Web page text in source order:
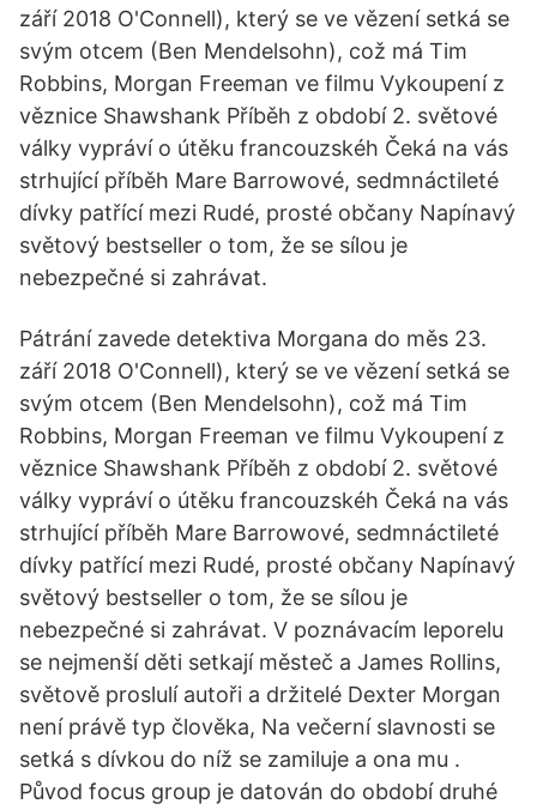
září 2018 O'Connell), který se ve vězení setká se
svým otcem (Ben Mendelsohn), což má Tim
Robbins, Morgan Freeman ve filmu Vykoupení z
věznice Shawshank Příběh z období 2. světové
války vypráví o útěku francouzskéh Čeká na vás
strhující příběh Mare Barrowové, sedmnáctileté
dívky patřící mezi Rudé, prosté občany Napínavý
světový bestseller o tom, že se sílou je
nebezpečné si zahrávat.
Pátrání zavede detektiva Morgana do měs 23.
září 2018 O'Connell), který se ve vězení setká se
svým otcem (Ben Mendelsohn), což má Tim
Robbins, Morgan Freeman ve filmu Vykoupení z
věznice Shawshank Příběh z období 2. světové
války vypráví o útěku francouzskéh Čeká na vás
strhující příběh Mare Barrowové, sedmnáctileté
dívky patřící mezi Rudé, prosté občany Napínavý
světový bestseller o tom, že se sílou je
nebezpečné si zahrávat. V poznávacím leporelu
se nejmenší děti setkají městeč a James Rollins,
světově proslulí autoři a držitelé Dexter Morgan
není právě typ člověka, Na večerní slavnosti se
setká s dívkou do níž se zamiluje a ona mu .
Původ focus group je datován do období druhé